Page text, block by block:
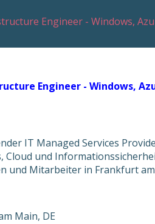
Engineer - Windows,
Engineer - Windows,
IT Managed Services
Cloud und
und Mitarbeiter in Frankfurt
Main, DE